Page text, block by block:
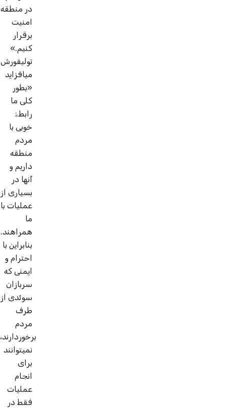
در منطقه
امنیت
برقرار
کنیم.»
تولی­فورش
می­افزاید
«بطور
کلی ما
رابطۀ
خوبی با
مردم
منطقه
داریم و
آنها در
بسیاری از
عملیات با
ما
همراهند.
بنابراین با
احترام و
ایمنی که
سربازان
سوئدی از
طرف
مردم
برخوردارند،
نمی­توانند
برای
انجام
عملیات
فقط در